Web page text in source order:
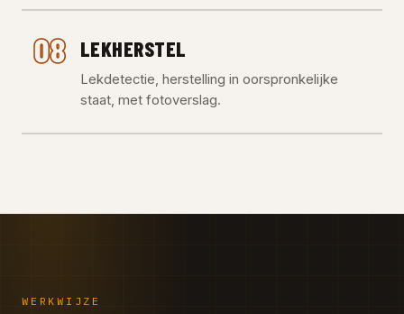
08 LEKHERSTEL
Lekdetectie, herstelling in oorspronkelijke
staat, met fotoverslag.
WERKWIJZE